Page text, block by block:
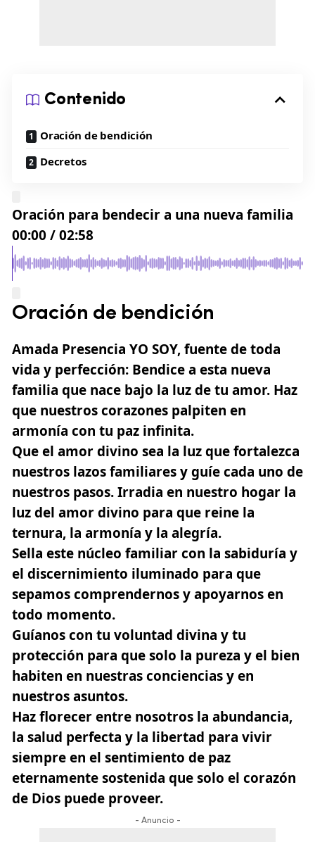
Contenido
Oración de bendición
Decretos
Oración para bendecir a una nueva familia
00:00 /02:58
Oración de bendición
Amada Presencia YO SOY, fuente de toda
vida y perfección: Bendice a esta nueva
familia que nace bajo la luz de tu amor. Haz
que nuestros corazones palpiten en
armonía con tu paz infinita.
Que el amor divino sea la luz que fortalezca
nuestros lazos familiares y guíe cada uno de
nuestros pasos. Irradia en nuestro hogar la
luz del amor divino para que reine la
ternura, la armonía y la alegría.
Sella este núcleo familiar con la sabiduría y
el discernimiento iluminado para que
sepamos comprendernos y apoyarnos en
todo momento.
Guíanos con tu voluntad divina y tu
protección para que solo la pureza y el bien
habiten en nuestras conciencias y en
nuestros asuntos.
Haz florecer entre nosotros la abundancia,
la salud perfecta y la libertad para vivir
siempre en el sentimiento de paz
eternamente sostenida que solo el corazón
de Dios puede proveer.
- Anuncio -